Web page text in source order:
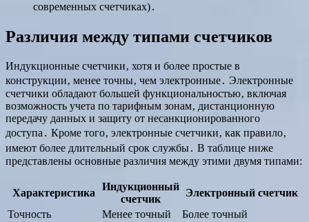
современных счетчиках)․
Различия между типами счетчиков
Индукционные счетчики‚ хотя и более простые в
конструкции‚ менее точны‚ чем электронные․ Электронные
счетчики обладают большей функциональностью‚ включая
возможность учета по тарифным зонам‚ дистанционную
передачу данных и защиту от несанкционированного
доступа․ Кроме того‚ электронные счетчики‚ как правило‚
имеют более длительный срок службы․ В таблице ниже
представлены основные различия между этими двумя типами:
Характеристика
Индукционный
счетчик
Электронный счетчик
Точность
Менее точный
Более точный